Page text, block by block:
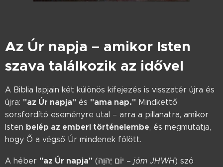
Az Úr napja – amikor Isten
szava találkozik az idővel
A Biblia lapjain két különös kifejezés is visszatér újra és
újra: "az Úr napja" és "ama nap." Mindkettő
sorsfordító eseményre utal – arra a pillanatra, amikor
Isten belép az emberi történelembe, és megmutatja,
hogy Ő a végső Úr mindenek fölött.
A héber "az Úr napja" (יוֹם יְהוָה – jóm JHWH) szó